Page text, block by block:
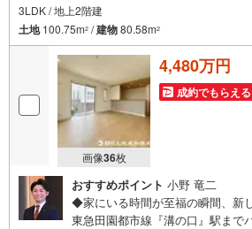
3LDK / 地上2階建
土地100.75m2 /建物80.58m2
画像36枚
4,480万円
成約でもらえる
おすすめポイント 小野 竜二
◆家にいる時間が至福の瞬間、
東急田園都市線『溝の口』駅まで